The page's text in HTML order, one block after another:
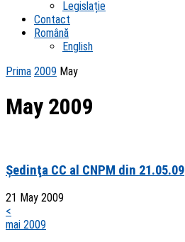
Legislație
Contact
Română
English
Prima 2009 May
May 2009
Şedinţa CC al CNPM din 21.05.09
21 May 2009
<
mai 2009